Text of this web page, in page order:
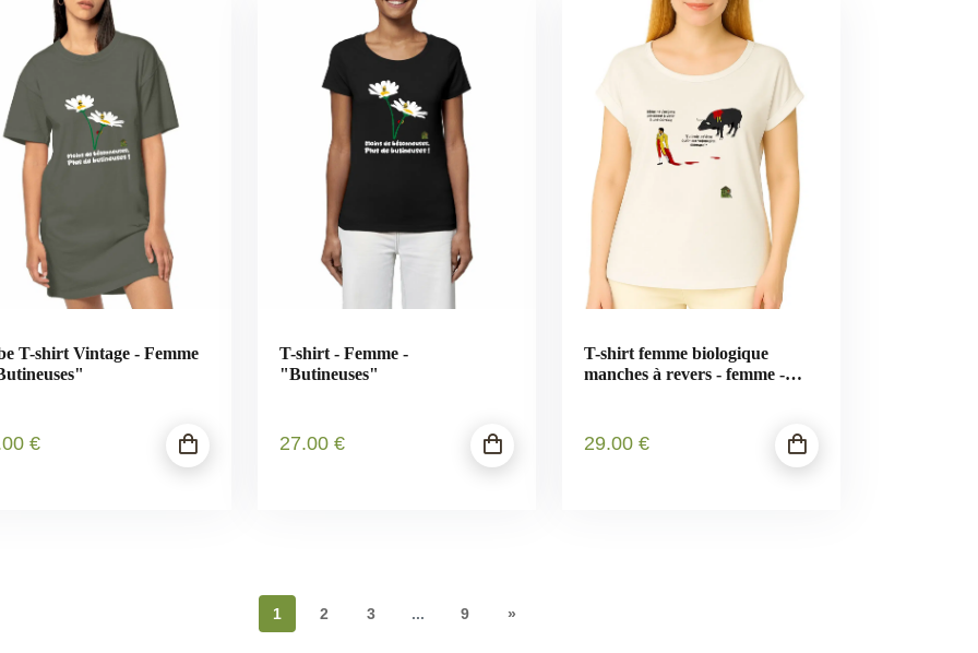
T-shirt Vintage - Femme
€
T-shirt - Femme -
"Butineuses"
27.00 €
T-shirt femme biologique
manches à revers - femme -
29.00 €
1 2 3 ... 9 »